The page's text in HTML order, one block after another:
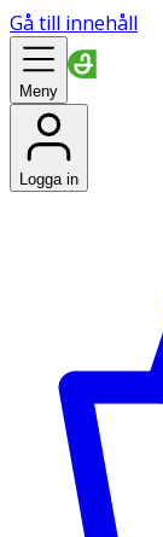
Gå till innehåll
Meny
Logga in